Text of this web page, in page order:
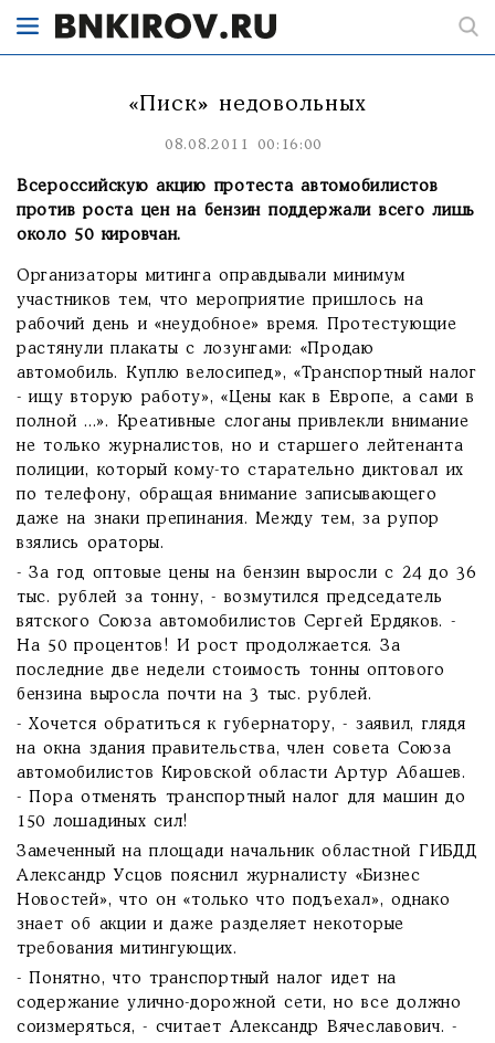
«Писк» недовольных
08.08.2011 00:16:00
Всероссийскую акцию протеста автомобилистов
против роста цен на бензин поддержали всего лишь
около 50 кировчан.
Организаторы митинга оправдывали минимум
участников тем, что мероприятие пришлось на
рабочий день и «неудобное» время. Протестующие
растянули плакаты с лозунгами: «Продаю
автомобиль. Куплю велосипед», «Транспортный налог
- ищу вторую работу», «Цены как в Европе, а сами в
полной ...». Креативные слоганы привлекли внимание
не только журналистов, но и старшего лейтенанта
полиции, который кому-то старательно диктовал их
по телефону, обращая внимание записывающего
даже на знаки препинания. Между тем, за рупор
взялись ораторы.
- За год оптовые цены на бензин выросли с 24 до 36
тыс. рублей за тонну, - возмутился председатель
вятского Союза автомобилистов Сергей Ердяков. -
На 50 процентов! И рост продолжается. За
последние две недели стоимость тонны оптового
бензина выросла почти на 3 тыс. рублей.
- Хочется обратиться к губернатору, - заявил, глядя
на окна здания правительства, член совета Союза
автомобилистов Кировской области Артур Абашев.
- Пора отменять транспортный налог для машин до
150 лошадиных сил!
Замеченный на площади начальник областной ГИБДД
Александр Усцов пояснил журналисту «Бизнес
Новостей», что он «только что подъехал», однако
знает об акции и даже разделяет некоторые
требования митингующих.
- Понятно, что транспортный налог идет на
содержание улично-дорожной сети, но все должно
соизмеряться, - считает Александр Вячеславович. -